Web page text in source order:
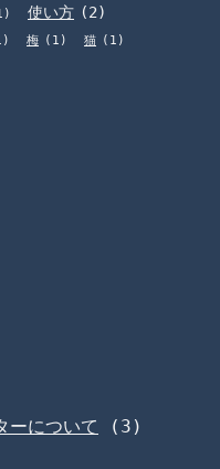
使い方 (2)
梅 (1) 猫 (1)
ーについて
(3)